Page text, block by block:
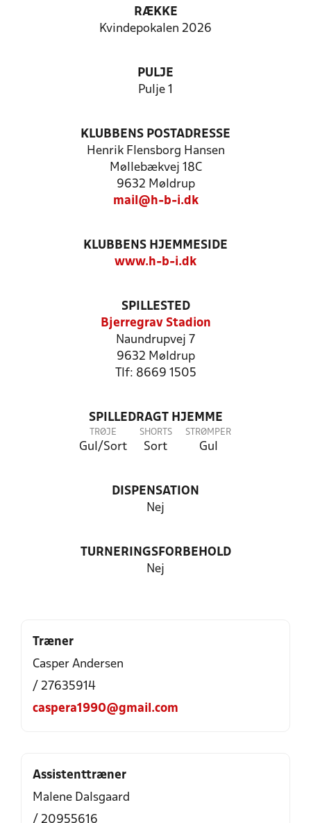
RÆKKE
Kvindepokalen 2026
PULJE
Pulje 1
KLUBBENS POSTADRESSE
Henrik Flensborg Hansen
Møllebækvej 18C
9632 Møldrup
mail@h-b-i.dk
KLUBBENS HJEMMESIDE
www.h-b-i.dk
SPILLESTED
Bjerregrav Stadion
Naundrupvej 7
9632 Møldrup
Tlf: 8669 1505
SPILLEDRAGT HJEMME
TRØJE
Gul/Sort
SHORTS
Sort
STRØMPER
Gul
DISPENSATION
Nej
TURNERINGSFORBEHOLD
Nej
Træner
Casper Andersen
/ 27635914
caspera1990@gmail.com
Assistenttræner
Malene Dalsgaard
/ 20955616